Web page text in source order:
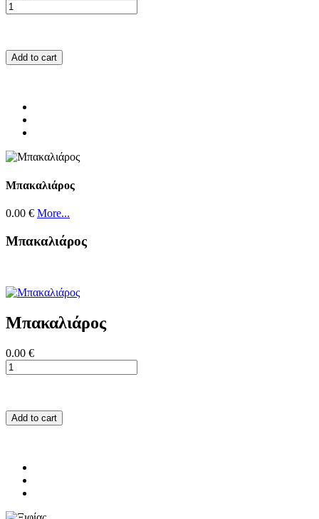
Add to cart
Μπακαλιάρος
0.00 € More...
Μπακαλιάρος
Μπακαλιάρος
0.00 €
Add to cart